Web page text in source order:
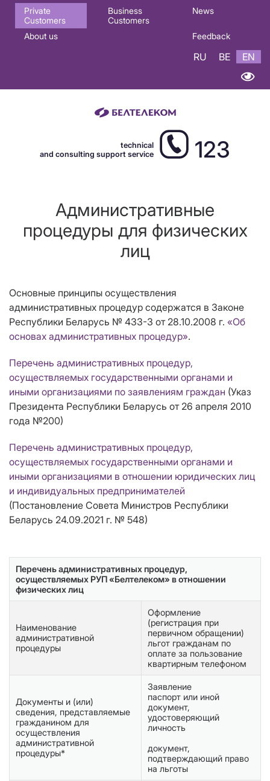
Основная
навигация
Private
Customers
Business
Customers
News
About us Feedback
RU BE EN
technical
and consulting support service
123
Административные
процедуры для физических
лиц
Основные принципы осуществления
административных процедур содержатся в Законе
Республики Беларусь № 433-3 от 28.10.2008 г. «Об
основах административных процедур».
Перечень административных процедур,
осуществляемых государственными органами и
иными организациями по заявлениям граждан (Указ
Президента Республики Беларусь от 26 апреля 2010
года №200)
Перечень административных процедур,
осуществляемых государственными органами и
иными организациями в отношении юридических лиц
и индивидуальных предпринимателей
(Постановление Совета Министров Республики
Беларусь 24.09.2021 г. № 548)
Перечень административных процедур,
осуществляемых РУП «Белтелеком» в отношении
физических лиц
Наименование
административной
процедуры
Оформление
(регистрация при
первичном обращении)
льгот гражданам по
оплате за пользование
квартирным телефоном
Документы и (или)
сведения, представляемые
гражданином для
осуществления
административной
процедуры*
Заявление
паспорт или иной
документ,
удостоверяющий
личность
документ,
подтверждающий право
на льготы